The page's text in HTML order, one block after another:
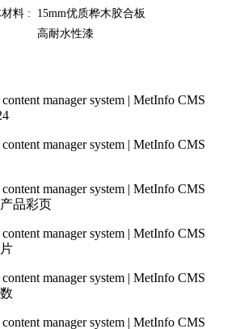
料 : 15mm优质桦木胶合板
高耐水性漆
品彩页